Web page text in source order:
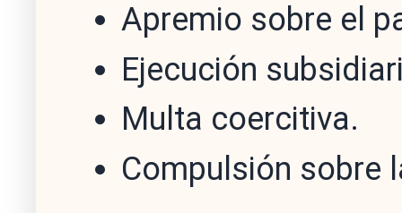
Apremio sobre el
Ejecución
Multa coercitiva.
Compulsión sobre